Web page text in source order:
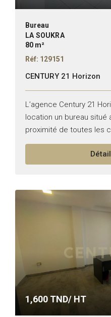
Bureau
LA SOUKRA
80 m²
Réf: 129151
CENTURY 21 Horizon
L’agence Century 21
location un bureau situé
proximité de toutes les
banques, restaurants et
1,600 TND/ HT